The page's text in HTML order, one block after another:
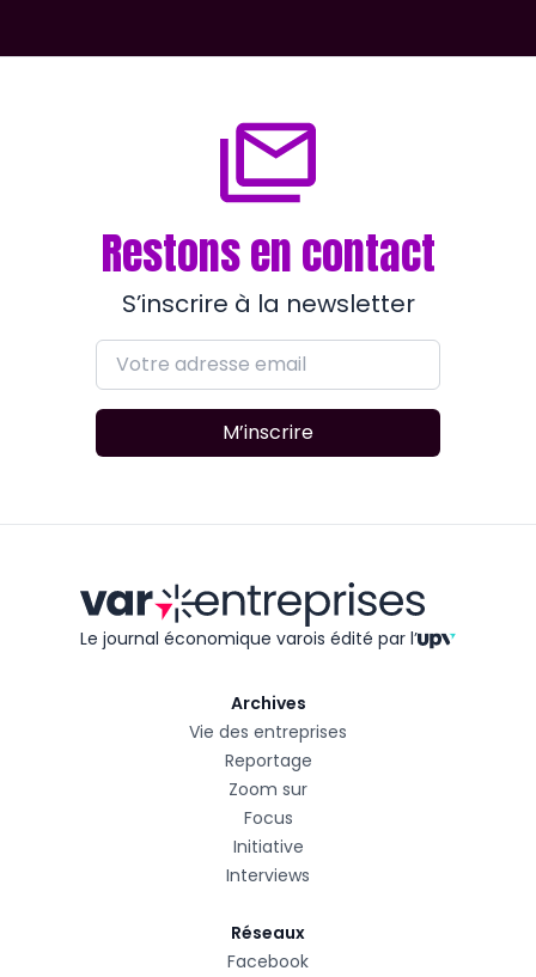
Restons en contact
S’inscrire à la newsletter
M’inscrire
Le journal économique varois édité par l’
Archives
Vie des entreprises
Reportage
Zoom sur
Focus
Initiative
Interviews
Réseaux
Facebook